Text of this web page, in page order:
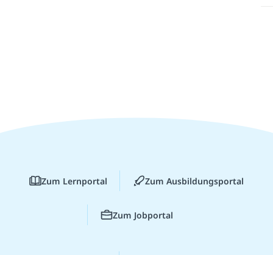
Zum Lernportal Zum Ausbildungsportal
Zum Jobportal